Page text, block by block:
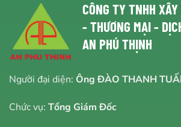
CÔNG TY TNHH XÂY
- THƯƠNG MẠI -
AN PHÚ THỊNH
Người đại diện: Ông ĐÀO THANH
Chức vụ: Tổng Giám Đốc